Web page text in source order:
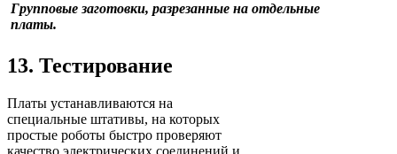
Групповые заготовки, разрезанные на отдельные
платы.
13. Тестирование
Платы устанавливаются на
специальные штативы, на которых
простые роботы быстро проверяют
качество электрических соединений и